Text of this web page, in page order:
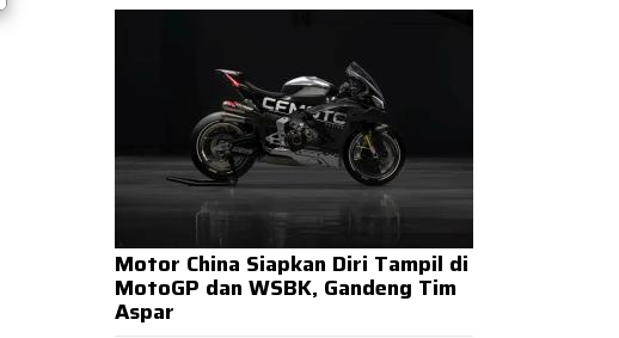
Motor China Siapkan Diri Tampil di
MotoGP dan WSBK, Gandeng Tim
Aspar